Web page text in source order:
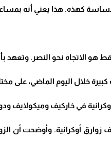
كهذه. هذا يعني أنه
هو الاتجاه نحو النصر. وتعهد
خلال اليوم الماضي، على
أوكرانية. وأوضحت أن